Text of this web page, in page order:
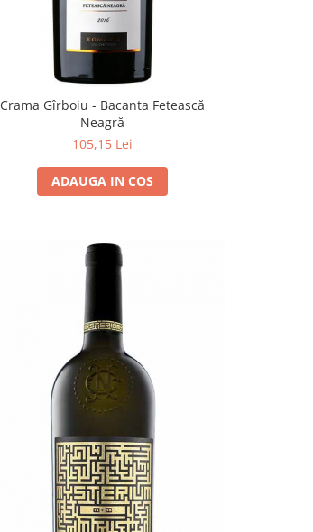
Crama Gîrboiu - Bacanta Fetească
Neagră
105,15 Lei
ADAUGA IN COS